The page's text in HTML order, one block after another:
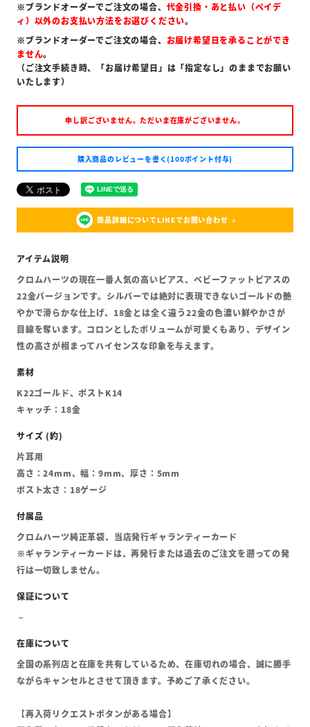
※ブランドオーダーでご注文の場合、 代金引換・あと払い（ペイデ
ィ）以外のお支払い方法をお選びください。
※ブランドオーダーでご注文の場合、 お届け希望日を承ることができ
ません。
（ご注文手続き時、「お届け希望日」は「指定なし」のままでお願い
いたします）
申し訳ございません。ただいま在庫がございません。
購入商品のレビューを書く(100ポイント付与)
商品詳細についてLINEでお問い合わせ
クロムハーツの現在一番人気の高いピアス、ベビーファットピアスの
22金バージョンです。シルバーでは絶対に表現できないゴールドの艶
やかで滑らかな仕上げ、18金とは全く違う22金の色濃い鮮やかさが
目線を奪います。コロンとしたボリュームが可愛くもあり、デザイン
性の高さが相まってハイセンスな印象を与えます。
K22ゴールド、ポストK14
キャッチ：18金
片耳用
高さ：24mm、幅：9mm、厚さ：5mm
ポスト太さ：18ゲージ
クロムハーツ純正革袋、当店発行ギャランティーカード
※ギャランティーカードは、再発行または過去のご注文を遡っての発
行は一切致しません。
全国の系列店と在庫を共有しているため、在庫切れの場合、誠に勝手
ながらキャンセルとさせて頂きます。予めご了承ください。
【再入荷リクエストボタンがある場合】